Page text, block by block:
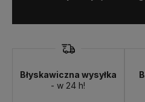
Błyskawiczna wysyłka
- w 24 h!